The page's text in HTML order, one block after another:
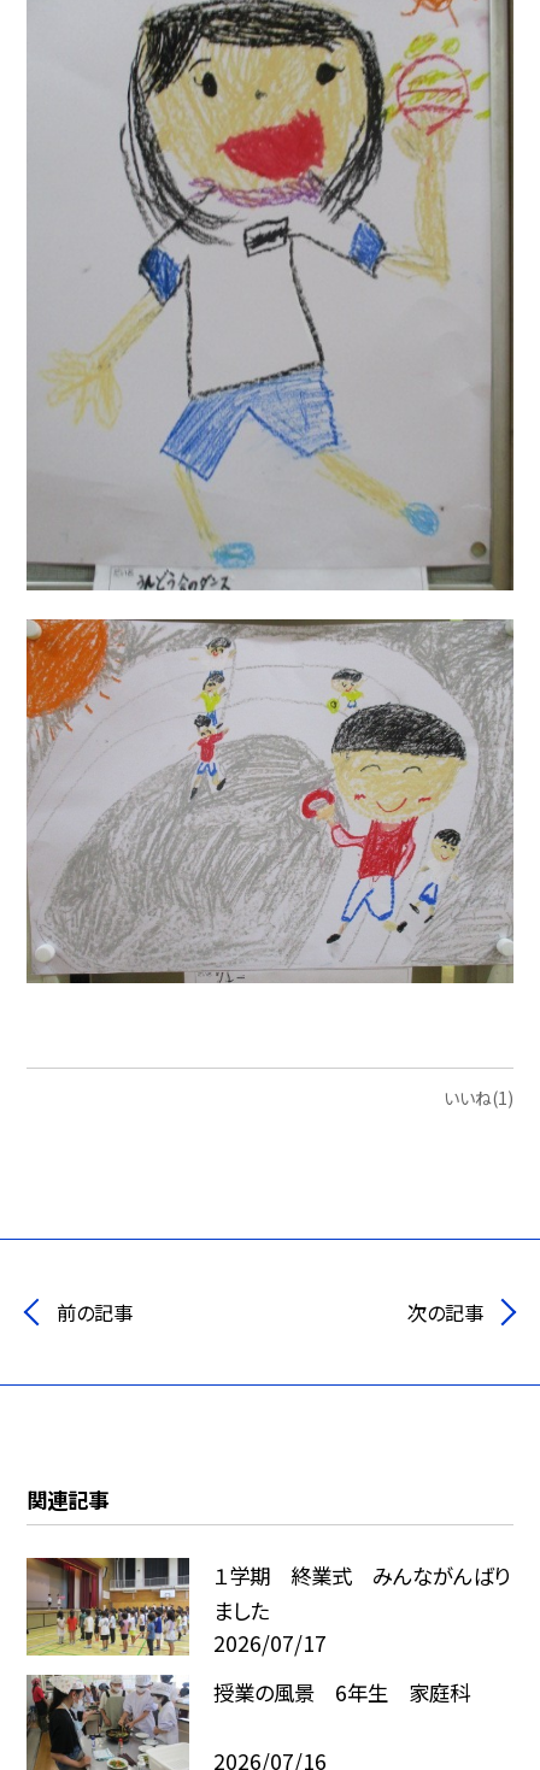
いいね(1)
前の記事 次の記事
関連記事
１学期 終業式 みんながんばり
ました
2026/07/17
授業の風景 6年生 家庭科
2026/07/16